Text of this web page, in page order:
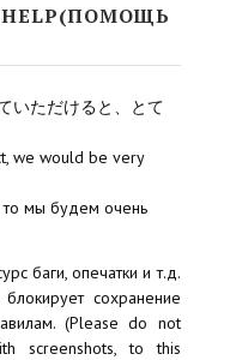
Edition
Fan Edition
Fan Edition
Fan Edition
HELP(ПОМОЩЬ
いただけると、とて
we would be very
то мы будем очень
баги, опечатки и т.д.
сохранение
(Please do not
screenshots, to this